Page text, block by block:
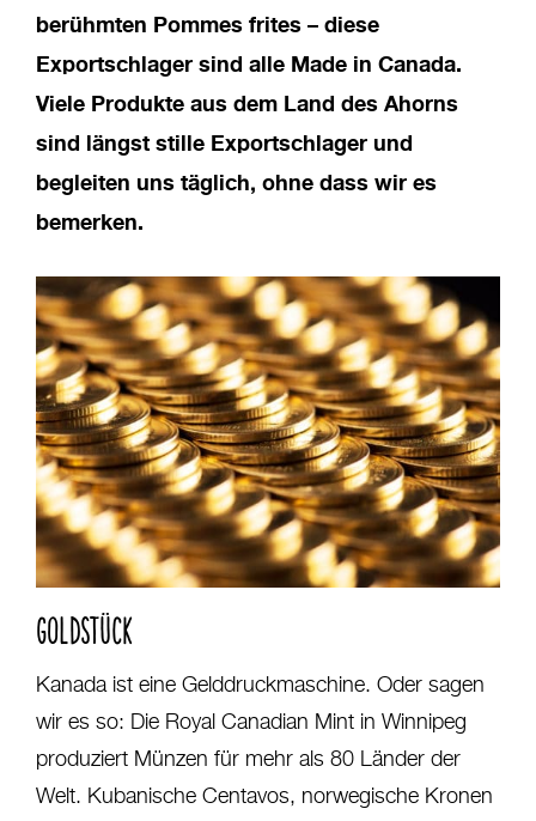
berühmten Pommes frites – diese
Exportschlager sind alle Made in Canada.
Viele Produkte aus dem Land des Ahorns
sind längst stille Exportschlager und
begleiten uns täglich, ohne dass wir es
bemerken.
GOLDSTÜCK
Kanada ist eine Gelddruckmaschine. Oder sagen
wir es so: Die Royal Canadian Mint in Winnipeg
produziert Münzen für mehr als 80 Länder der
Welt. Kubanische Centavos, norwegische Kronen